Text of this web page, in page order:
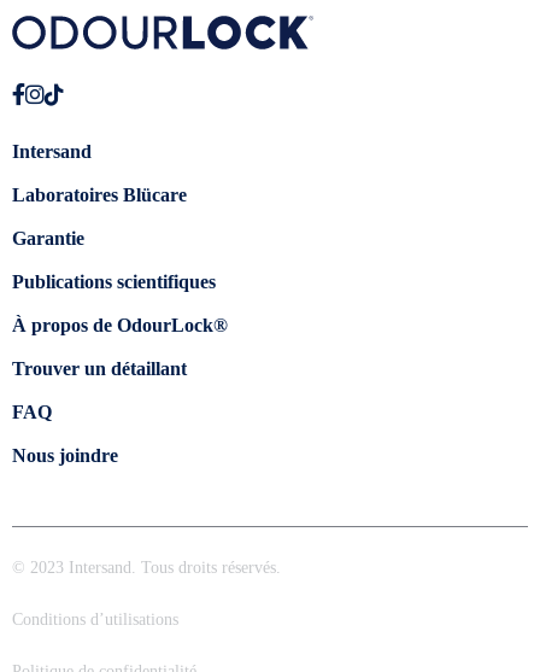
Intersand
Laboratoires Blücare
Garantie
Publications scientifiques
À propos de OdourLock®
Trouver un détaillant
FAQ
Nous joindre
© 2023 Intersand. Tous droits réservés.
Conditions d’utilisations